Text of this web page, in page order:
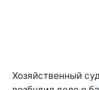
Хозяйственный